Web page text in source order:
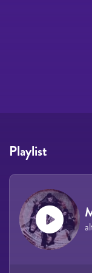
Playlist